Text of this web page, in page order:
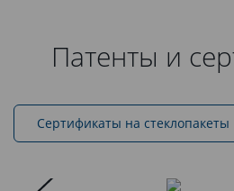
Патенты и
Cертификаты на стеклопакеты